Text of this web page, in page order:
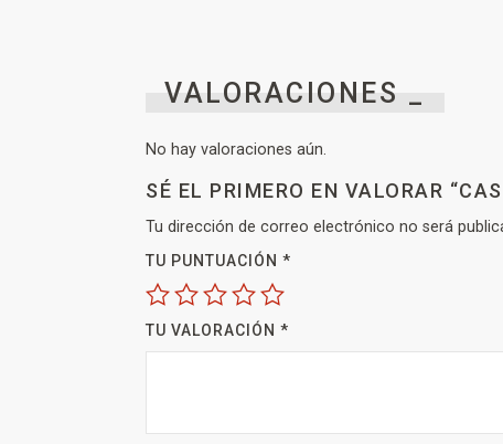
VALORACIONES _
No hay valoraciones aún.
SÉ EL PRIMERO EN VALORAR
Tu dirección de correo electrónico no será
TU PUNTUACIÓN *
TU VALORACIÓN *